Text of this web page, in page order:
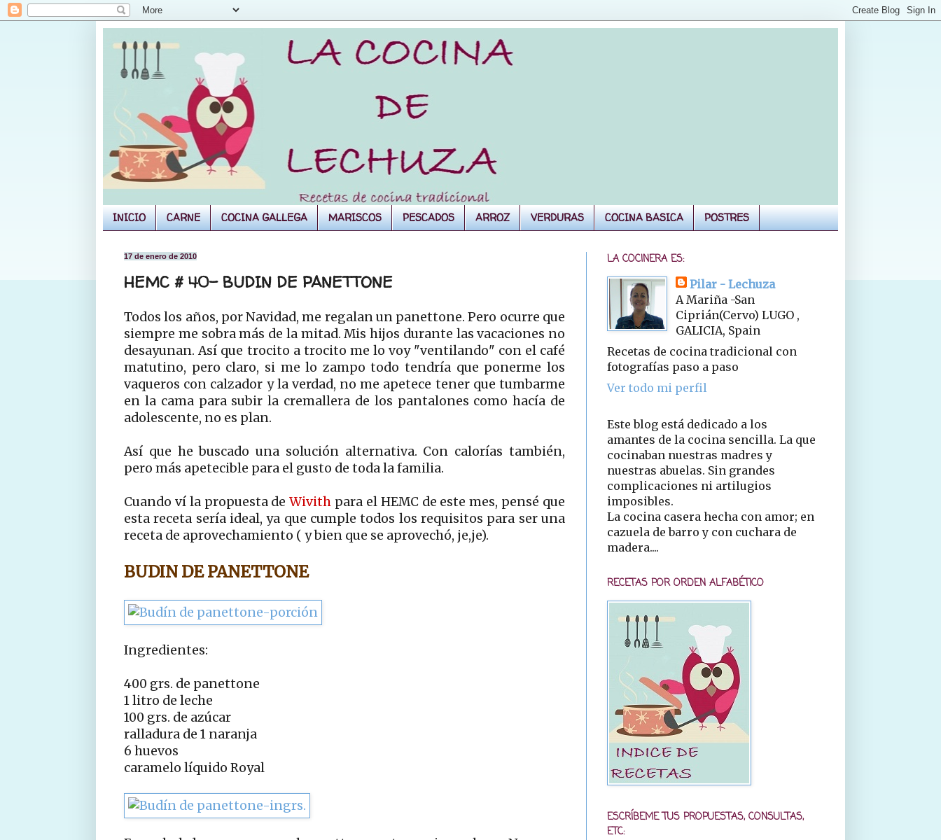
INICIO CARNE COCINA GALLEGA MARISCOS PESCADOS ARROZ VERDURAS COCINA BASICA POSTRES
17 de enero de 2010
HEMC # 40- BUDIN DE PANETTONE
Todos los años, por Navidad, me regalan un panettone. Pero ocurre que
siempre me sobra más de la mitad. Mis hijos durante las vacaciones no
desayunan. Así que trocito a trocito me lo voy "ventilando" con el café
matutino, pero claro, si me lo zampo todo tendría que ponerme los
vaqueros con calzador y la verdad, no me apetece tener que tumbarme
en la cama para subir la cremallera de los pantalones como hacía de
adolescente, no es plan.
Así que he buscado una solución alternativa. Con calorías también,
pero más apetecible para el gusto de toda la familia.
Cuando ví la propuesta deWivith para el HEMC de este mes, pensé que
esta receta sería ideal, ya que cumple todos los requisitos para ser una
receta de aprovechamiento ( y bien que se aprovechó, je,je).
BUDIN DE PANETTONE
Ingredientes:
400 grs. de panettone
1 litro de leche
100 grs. de azúcar
ralladura de 1 naranja
6 huevos
caramelo líquido Royal
LA COCINERA ES:
Pilar - Lechuza
A Mariña -San
Ciprián(Cervo) LUGO ,
GALICIA, Spain
Recetas de cocina tradicional con
fotografías paso a paso
Ver todo mi perfil
Este blog está dedicado a los
amantes de la cocina sencilla. La que
cocinaban nuestras madres y
nuestras abuelas. Sin grandes
complicaciones ni artilugios
imposibles.
La cocina casera hecha con amor; en
cazuela de barro y con cuchara de
madera....
RECETAS POR ORDEN ALFABÉTICO
ESCRÍBEME TUS PROPUESTAS, CONSULTAS,
ETC: